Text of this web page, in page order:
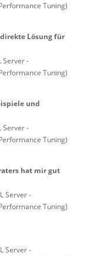
Tuning)
Lösung für
Server -
Tuning)
und
Server -
Tuning)
hat mir gut
Server -
Tuning)
Server -